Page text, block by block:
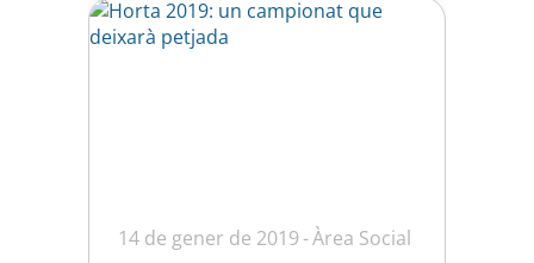
14 de gener de 2019 Àrea Social